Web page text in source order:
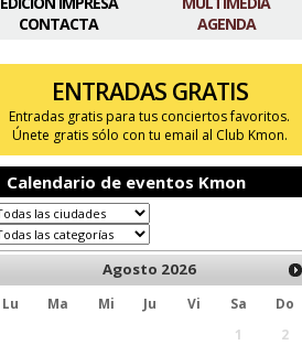
AGENDA
CONTACTA
ENTRADAS GRATIS
Entradas gratis para tus conciertos favoritos.
Únete gratis sólo con tu email al Club Kmon.
Calendario de eventos Kmon
Agosto 2026
Lu Ma Mi Ju Vi Sa
Do
1
2